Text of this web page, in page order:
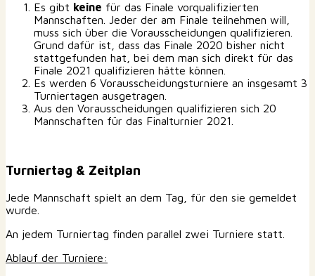
Es gibt keine für das Finale vorqualifizierten
Mannschaften. Jeder der am Finale teilnehmen will,
muss sich über die Vorausscheidungen qualifizieren.
Grund dafür ist, dass das Finale 2020 bisher nicht
stattgefunden hat, bei dem man sich direkt für das
Finale 2021 qualifizieren hätte können.
Es werden 6 Vorausscheidungsturniere an insgesamt 3
Turniertagen ausgetragen.
Aus den Vorausscheidungen qualifizieren sich 20
Mannschaften für das Finalturnier 2021.
Turniertag & Zeitplan
Jede Mannschaft spielt an dem Tag, für den sie gemeldet
wurde.
An jedem Turniertag finden parallel zwei Turniere statt.
Ablauf der Turniere: